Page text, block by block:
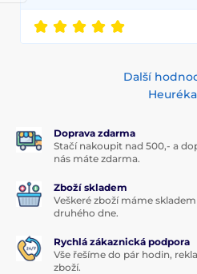
Další
Doprava zdarma
Stačí nakoupit nad 500,- a
nás máte zdarma.
Zboží skladem
Veškeré zboží máme
druhého dne.
Rychlá zákaznická podpora
Vše řešíme do pár hodin,
zboží.